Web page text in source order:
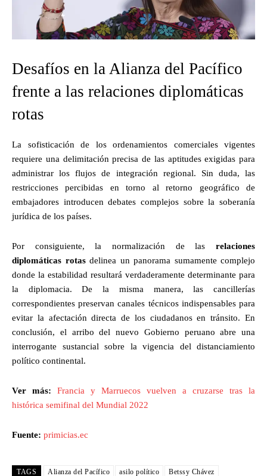
Desafíos en la Alianza del Pacífico
frente a las relaciones diplomáticas
rotas
La sofisticación de los ordenamientos comerciales vigentes
requiere una delimitación precisa de las aptitudes exigidas para
administrar los flujos de integración regional. Sin duda, las
restricciones percibidas en torno al retorno geográfico de
embajadores introducen debates complejos sobre la soberanía
jurídica de los países.
Por consiguiente, la normalización de las relaciones
diplomáticas rotasdelinea un panorama sumamente complejo
donde la estabilidad resultará verdaderamente determinante para
la diplomacia. De la misma manera, las cancillerías
correspondientes preservan canales técnicos indispensables para
evitar la afectación directa de los ciudadanos en tránsito. En
conclusión, el arribo del nuevo Gobierno peruano abre una
interrogante sustancial sobre la vigencia del distanciamiento
político continental.
Ver más:
Francia y Marruecos vuelven a cruzarse tras la
histórica semifinal del Mundial 2022
Fuente: primicias.ec
TAGS Alianza del Pacífico asilo político Betssy Chávez